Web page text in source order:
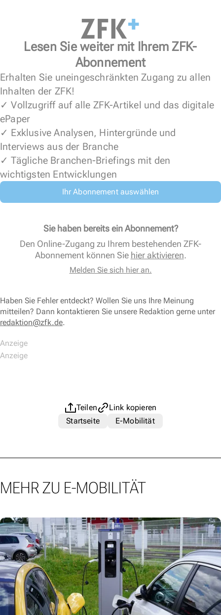
Lesen Sie weiter mit Ihrem ZFK-
Abonnement
Erhalten Sie uneingeschränkten Zugang zu allen
Inhalten der ZFK!
✓ Vollzugriff auf alle ZFK-Artikel und das digitale
ePaper
✓ Exklusive Analysen, Hintergründe und
Interviews aus der Branche
✓ Tägliche Branchen-Briefings mit den
wichtigsten Entwicklungen
Ihr Abonnement auswählen
Sie haben bereits ein Abonnement?
Den Online-Zugang zu Ihrem bestehenden ZFK-
Abonnement können Sie hier aktivieren.
Melden Sie sich hier an.
Haben Sie Fehler entdeckt? Wollen Sie uns Ihre Meinung
mitteilen? Dann kontaktieren Sie unsere Redaktion gerne unter
redaktion@zfk.de.
Teilen
Link kopieren
Startseite
E-Mobilität
MEHR ZU E-MOBILITÄT